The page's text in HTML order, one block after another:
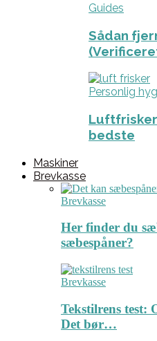
Guides
Sådan
Personlig
Luftfrisker
bedste
Maskiner
Brevkasse
Brevkasse
Her finder du
sæbespåner?
Brevkasse
Tekstilrens test:
Det bør…